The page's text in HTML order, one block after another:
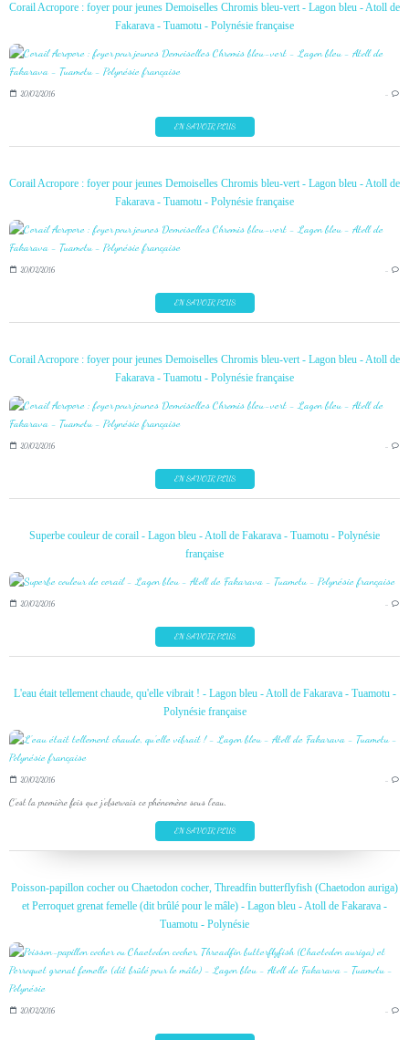
Corail Acropore : foyer pour jeunes Demoiselles Chromis bleu-vert - Lagon bleu - Atoll de
Fakarava - Tuamotu - Polynésie française
20/02/2016 …
EN SAVOIR PLUS
Corail Acropore : foyer pour jeunes Demoiselles Chromis bleu-vert - Lagon bleu - Atoll de
Fakarava - Tuamotu - Polynésie française
20/02/2016 …
EN SAVOIR PLUS
Corail Acropore : foyer pour jeunes Demoiselles Chromis bleu-vert - Lagon bleu - Atoll de
Fakarava - Tuamotu - Polynésie française
20/02/2016 …
EN SAVOIR PLUS
Superbe couleur de corail - Lagon bleu - Atoll de Fakarava - Tuamotu - Polynésie
française
20/02/2016 …
EN SAVOIR PLUS
L'eau était tellement chaude, qu'elle vibrait ! - Lagon bleu - Atoll de Fakarava - Tuamotu -
Polynésie française
20/02/2016 …
C'est la première fois que j'observais ce phénomène sous l'eau.
EN SAVOIR PLUS
Poisson-papillon cocher ou Chaetodon cocher, Threadfin butterflyfish (Chaetodon auriga)
et Perroquet grenat femelle (dit brûlé pour le mâle) - Lagon bleu - Atoll de Fakarava -
Tuamotu - Polynésie
20/02/2016 …